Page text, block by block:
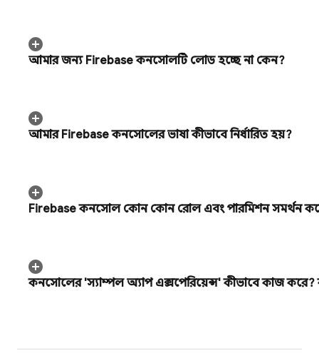
আমার জন্য Firebaseকনসোলটি লোড হচ্ছে না কেন?
আমারFirebaseকনসোলের ভাষা কীভাবে নির্ধারিত হয়?
Firebaseকনসোল কোন কোন রোল এবং পারমিশন সমর্থন
কনসোলের 'স্যাম্পল অ্যাপ এক্সপেরিয়েন্স' কীভাবে কাজ